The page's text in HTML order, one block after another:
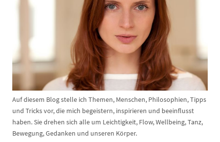
Auf diesem Blog stelle ich Themen, Menschen, Philosophien, Tipps
und Tricks vor, die mich begeistern, inspirieren und beeinflusst
haben. Sie drehen sich alle um Leichtigkeit, Flow, Wellbeing, Tanz,
Bewegung, Gedanken und unseren Körper.